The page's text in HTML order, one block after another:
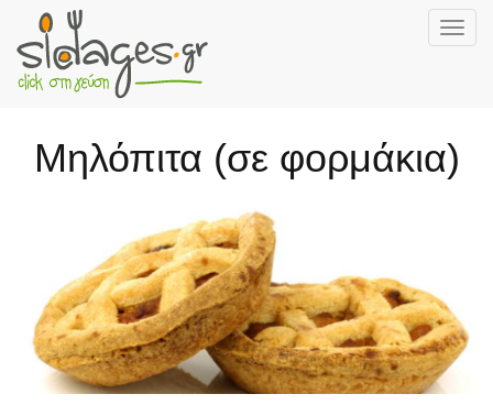
Skip
contentΜηλόπιτα (σε φορμάκια)